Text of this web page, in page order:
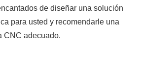
de diseñar una solución
para usted y recomendarle una
CNC adecuado.